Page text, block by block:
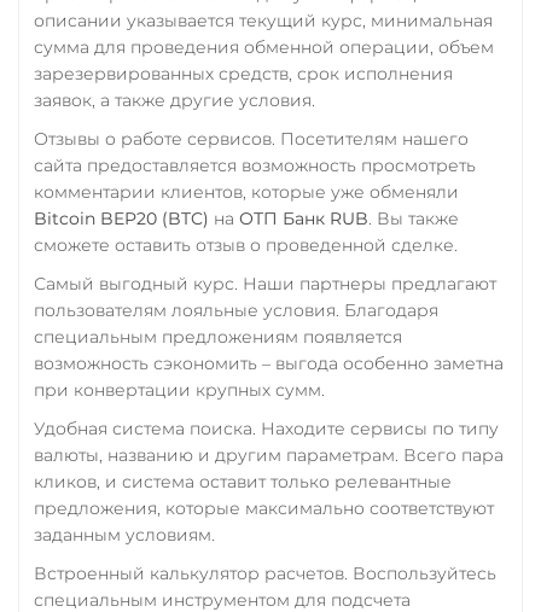
Uniswap (UNI)
ERC20
USD Coin (USDC)
SOL
Polygon
CRONOS
ARB
OP
BASE
SONIC
Utopia USD (UUSD)
VeChain (VET)
Verge (XVG)
Wrapped Bitcoin (WBTC)
ERC20 AVAXC
Wrapped Ethereum
Россельхоз банк RUB
Русский Стандарт RUB
RUB KZT QR RUB
СБП RUB
Счет ИП/ООО
CNY
Тинькофф
RUB
CASH-IN RUB
УкрСиббанк UAH
Фридом Банк KZT
Элкарт KGS
описании указывается текущий курс, минимальная
сумма для проведения обменной операции, объем
зарезервированных средств, срок исполнения
заявок, а также другие условия.
Отзывы о работе сервисов. Посетителям нашего
сайта предоставляется возможность просмотреть
комментарии клиентов, которые уже обменяли
Bitcoin BEP20 (BTC) на ОТП Банк RUB. Вы также
сможете оставить отзыв о проведенной сделке.
Самый выгодный курс. Наши партнеры предлагают
пользователям лояльные условия. Благодаря
специальным предложениям появляется
возможность сэкономить – выгода особенно заметна
при конвертации крупных сумм.
Удобная система поиска. Находите сервисы по типу
валюты, названию и другим параметрам. Всего пара
кликов, и система оставит только релевантные
предложения, которые максимально соответствуют
заданным условиям.
Встроенный калькулятор расчетов. Воспользуйтесь
специальным инструментом для подсчета